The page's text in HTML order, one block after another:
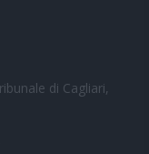
di Cagliari,